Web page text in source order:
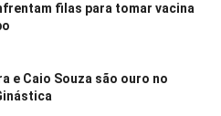
filas para tomar vacina
e Caio Souza são ouro no